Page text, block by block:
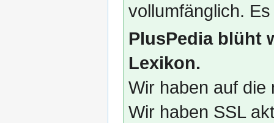
vollumfänglich.
PlusPedia blüht
Lexikon.
Wir haben auf die
Wir haben SSL